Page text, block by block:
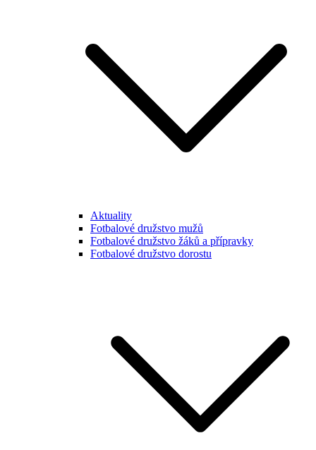
Aktuality
Fotbalové družstvo mužů
Fotbalové družstvo žáků a přípravky
Fotbalové družstvo dorostu